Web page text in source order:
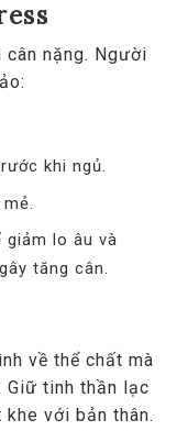
nặng. Người
khi ngủ.
giảm lo âu và
tăng cân.
về thể chất mà
Giữ tinh thần lạc
khe với bản thân.